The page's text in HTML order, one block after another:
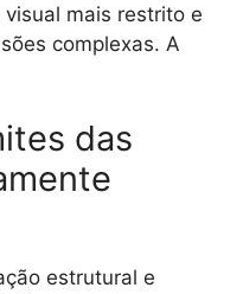
mais restrito e
complexas. A
das
estrutural e